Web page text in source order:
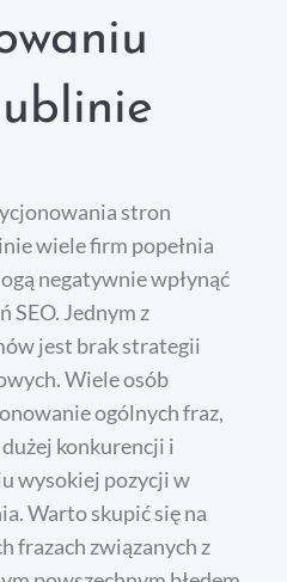
stron
wiele firm popełnia
negatywnie wpłynąć
SEO. Jednym z
jest brak strategii
Wiele osób
ogólnych fraz,
konkurencji i
wysokiej pozycji w
Warto skupić się na
frazach związanych z